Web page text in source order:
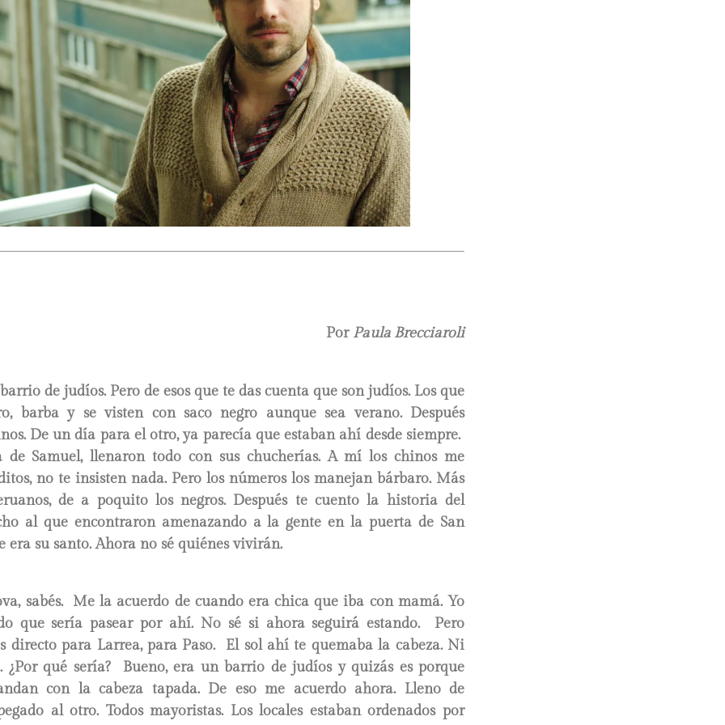
Por Paula Brecciaroli
de judíos. Pero de esos que te das cuenta que son judíos. Los que
barba y se visten con saco negro aunque sea verano. Después
De un día para el otro, ya parecía que estaban ahí desde siempre.
de Samuel, llenaron todo con sus chucherías. A mí los chinos me
no te insisten nada. Pero los números los manejan bárbaro. Más
de a poquito los negros. Después te cuento la historia del
al que encontraron amenazando a la gente en la puerta de San
era su santo. Ahora no sé quiénes vivirán.
sabés. Me la acuerdo de cuando era chica que iba con mamá. Yo
que sería pasear por ahí. No sé si ahora seguirá estando. Pero
directo para Larrea, para Paso. El sol ahí te quemaba la cabeza. Ni
¿Por qué sería? Bueno, era un barrio de judíos y quizás es porque
con la cabeza tapada. De eso me acuerdo ahora. Lleno de
al otro. Todos mayoristas. Los locales estaban ordenados por